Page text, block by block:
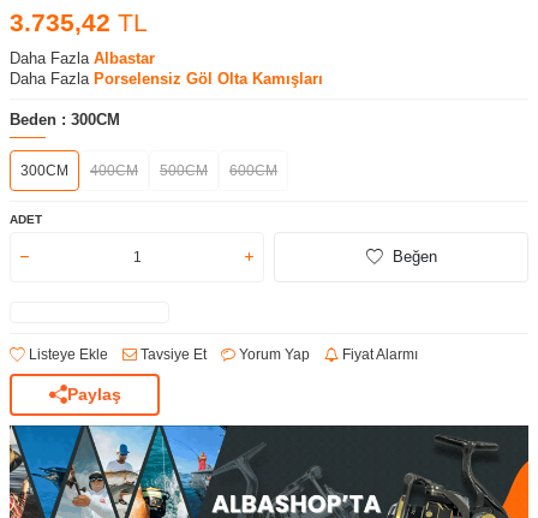
3.735,42 TL
Daha Fazla Albastar
Daha Fazla Porselensiz Göl Olta Kamışları
Beden : 300CM
300CM 400CM 500CM 600CM
ADET
Beğen
Listeye Ekle Tavsiye Et Yorum Yap Fiyat Alarmı
Paylaş